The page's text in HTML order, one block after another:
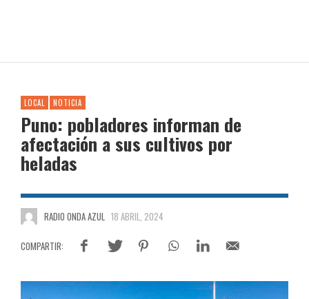
LOCAL NOTICIA
Puno: pobladores informan de
afectación a sus cultivos por
heladas
RADIO ONDA AZUL 18 ABRIL, 2024